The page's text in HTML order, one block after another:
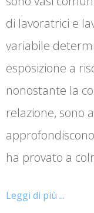
di lavoratrici e
variabile
esposizione a
nonostante la
relazione, sono
ha provato a
Leggi di più ...